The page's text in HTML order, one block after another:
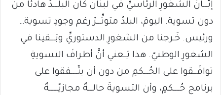
إبّـــانَ الشغورِ الرئاسيِّ في لبنان كان البلـــدُ هادئاً من
دون تسوية. اليومَ، البلدُ متوتِّـــرٌ رغم وجودِ تسوية…
ورئيس. خَـرجنا من الشغورِ الدستوريِّ وبَـــقينا في
الشغورِ الوطنيّ. هذا يَــعني أنَّ أطرافَ التسويةِ
توافَــقوا على الحُـــكمِ من دون أن يتّــــفقوا على
برنامجِ حُــــكمٍ، وأن التسويةَ حالـــةٌ مجازيّــــــةٌ